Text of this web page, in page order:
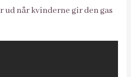
ud når kvinderne gir den gas